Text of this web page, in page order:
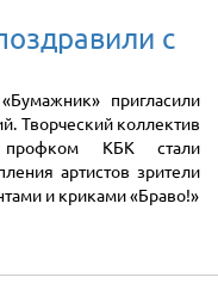
с
пригласили
Творческий коллектив
КБК стали
артистов зрители
и криками «Браво!»